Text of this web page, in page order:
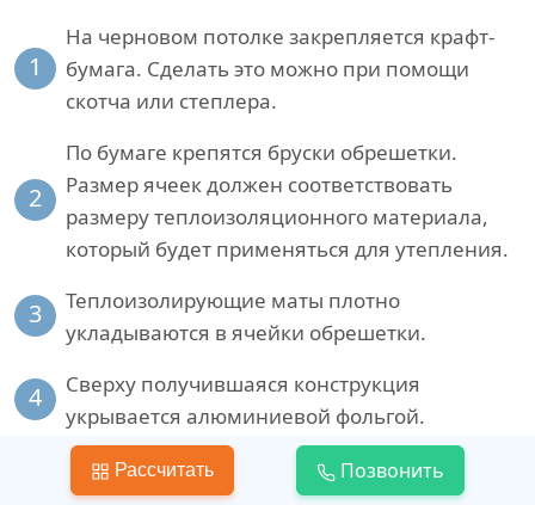
1
На черновом потолке закрепляется крафт-
бумага. Сделать это можно при помощи
скотча или степлера.
2
По бумаге крепятся бруски обрешетки.
Размер ячеек должен соответствовать
размеру теплоизоляционного материала,
который будет применяться для утепления.
3
Теплоизолирующие маты плотно
укладываются в ячейки обрешетки.
4
Сверху получившаяся конструкция
укрывается алюминиевой фольгой.
Для закрепления чистовой отделки поверх
фольги можно закрепить деревянные
Рассчитать Позвонить